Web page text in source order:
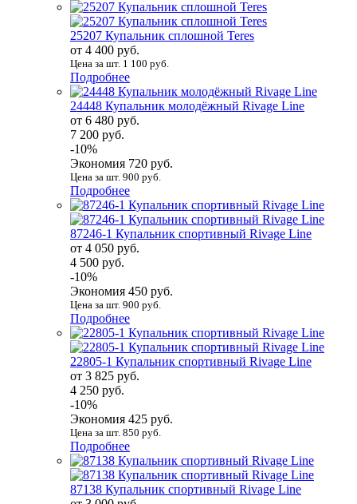
25207 Купальник сплошной Teres
от 4 400 руб.
Цена за шт. 1 100 руб.
Подробнее
24448 Купальник молодёжный Rivage Line
от 6 480 руб.
7 200 руб.
-10%
Экономия 720 руб.
Цена за шт. 900 руб.
Подробнее
87246-1 Купальник спортивный Rivage Line
от 4 050 руб.
4 500 руб.
-10%
Экономия 450 руб.
Цена за шт. 900 руб.
Подробнее
22805-1 Купальник спортивный Rivage Line
от 3 825 руб.
4 250 руб.
-10%
Экономия 425 руб.
Цена за шт. 850 руб.
Подробнее
87138 Купальник спортивный Rivage Line